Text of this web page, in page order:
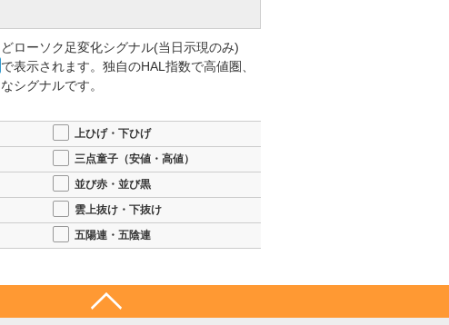
ローソク足変化シグナル(当日示現のみ)
で表示されます。独自のHAL指数で高値圏、
シグナルです。
上ひげ・下ひげ
三点童子（安値・高値）
並び赤・並び黒
雲上抜け・下抜け
五陽連・五陰連